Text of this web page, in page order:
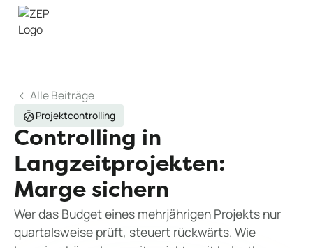
Alle Beiträge
Projektcontrolling
Controlling in
Langzeitprojekten:
Marge sichern
Wer das Budget eines mehrjährigen Projekts nur
quartalsweise prüft, steuert rückwärts. Wie